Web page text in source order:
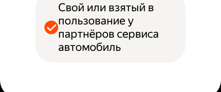
Свой или взятый в
пользование у
партнёров сервиса
автомобиль